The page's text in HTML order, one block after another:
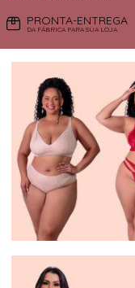
PRONTA-ENTREGA
DA FÁBRICA PARA SUA LOJA